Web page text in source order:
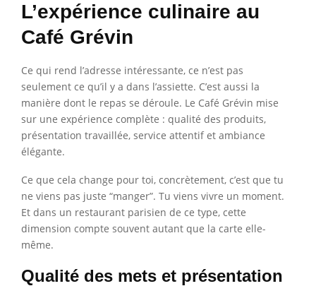
L’expérience culinaire au
Café Grévin
Ce qui rend l’adresse intéressante, ce n’est pas
seulement ce qu’il y a dans l’assiette. C’est aussi la
manière dont le repas se déroule. Le Café Grévin mise
sur une expérience complète : qualité des produits,
présentation travaillée, service attentif et ambiance
élégante.
Ce que cela change pour toi, concrètement, c’est que tu
ne viens pas juste “manger”. Tu viens vivre un moment.
Et dans un restaurant parisien de ce type, cette
dimension compte souvent autant que la carte elle-
même.
Qualité des mets et présentation